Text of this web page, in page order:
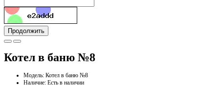
Продолжить
Котел в баню №8
Модель: Котел в баню №8
Наличие: Есть в наличии